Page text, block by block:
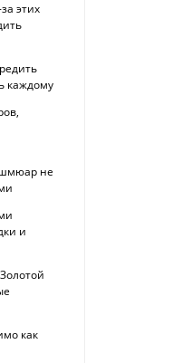
этих
каждому
шмюар не
и
как